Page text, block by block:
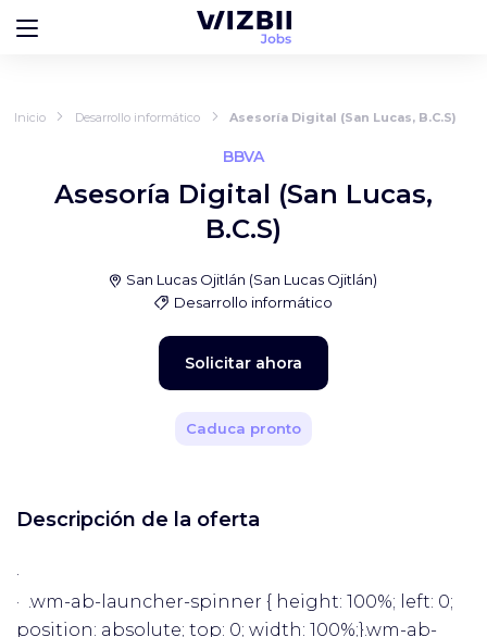
Inicio Desarrollo informático Asesoría Digital (San Lucas, B.C.S)
BBVA
Asesoría Digital (San Lucas,
B.C.S)
San Lucas Ojitlán (San Lucas Ojitlán)
Desarrollo informático
Solicitar ahora
Caduca pronto
Descripción de la oferta
·
· .wm-ab-launcher-spinner { height: 100%; left: 0;
position: absolute; top: 0; width: 100%;}.wm-ab-